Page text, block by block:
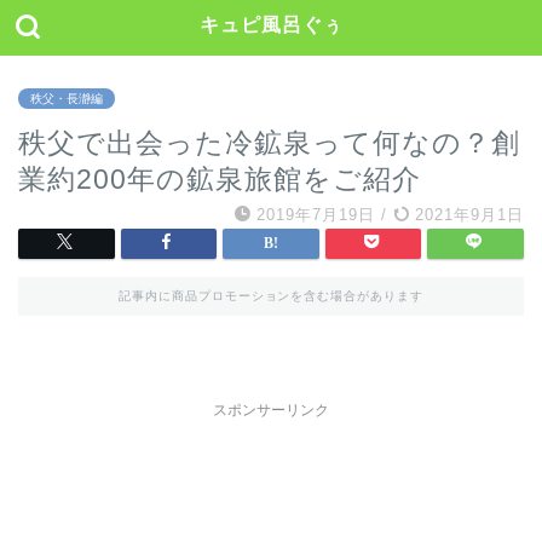
キュピ風呂ぐぅ
秩父・長瀞編
秩父で出会った冷鉱泉って何なの？創
業約200年の鉱泉旅館をご紹介
2019年7月19日 / 2021年9月1日
記事内に商品プロモーションを含む場合があります
スポンサーリンク